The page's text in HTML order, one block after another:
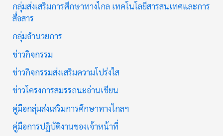
กลุ่มส่งเสริมการศึกษาทางไกล เทคโนโลยีสารสนเทศและการ
สื่อสาร
กลุ่มอำนวยการ
ข่าวกิจกรรม
ข่าวกิจกรรมส่งเสริมความโปร่งใส
ข่าวโครงการสมรรถนะอ่านเขียน
คู่มือกลุ่มส่งเสริมการศึกษาทางไกลฯ
คู่มือการปฏิบัติงานของเจ้าหน้าที่